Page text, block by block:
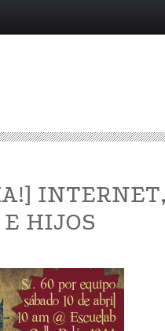
HIJOS